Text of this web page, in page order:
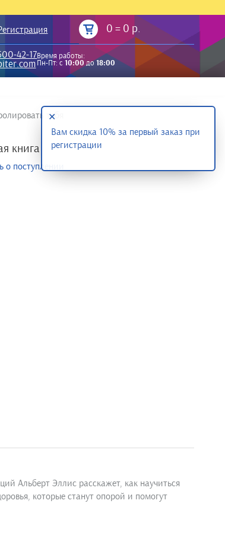
0 = 0 р.
42-17Время работы:
Пн-Пт: с10:00до18:00
тебя
книга
поступлении
Альберт Эллис расскажет, как научиться
которые станут опорой и помогут
Вам скидка 10% за первый заказ при
регистрации
✕